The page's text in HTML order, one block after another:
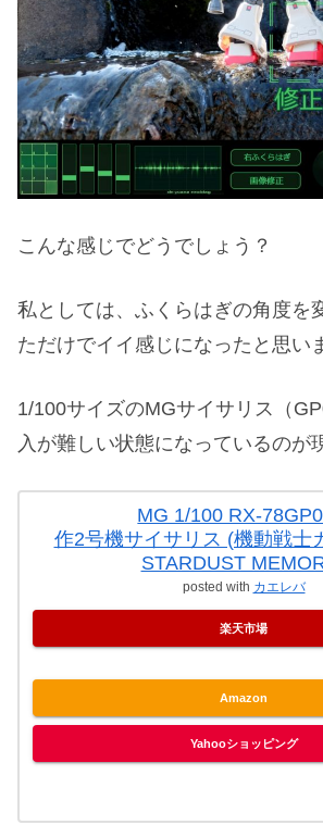
こんな感じでどうでしょう？
私としては、ふくらはぎの角度を
ただけでイイ感じになったと思い
1/100サイズのMGサイサリス（
入が難しい状態になっているのが
MG 1/100 RX-
作2号機サイサリス (機動戦士
STARDUST
posted with カエレバ
楽天市場
Amazon
Yahooショッピング